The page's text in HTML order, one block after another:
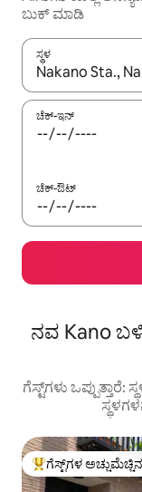
ಬುಕ್ ಮಾಡಿ
ಸ್ಥಳ
ಫಲಿತಾಂಶಗಳು
ಚೆಕ್-ಇನ್
ಚೆಕ್-ಔಟ್
ನವ Kano
ಗೆಸ್ಟ್‌ಗಳು ಒಪ್ಪುತ್ತಾರೆ:
ಗೆಸ್ಟ್‌ಗಳಿಗೆ ಅತಿ ಹೆಚ್ಚು
ಗೆಸ್ಟ್‌ಗಳ